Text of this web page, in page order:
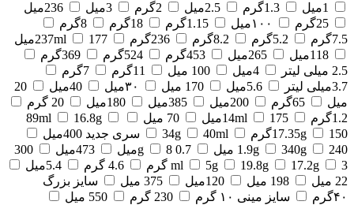
1میل
1.3گرم 2.5میل 2گرم 3میل
236میل
25گرم
۱۰۰میل 1.15گرم 18گرم
8گرم
7.5گرم
5.2گرم 8.2گرم 236گرم 237ml
177میل
118میل
265میل 453گرم 524گرم
369گرم
2.5 میلی لیتر
4میل 100 میل 11گرم
7گرم
3.7میلی لیتر
5.6میل 170 میل ۳۰میل 40میل
20
میل
65گرم 200میل 385میل 180میل
20 گرم
1.2گرم
14ml 175میل 70 میل 89ml
16.8g
17.35g
150گرم 34g 40ml
سری جدید 400میل
1.9g
340g 240 میل 0.7 g 8میل 473میل
300
ml
5g 19.8g 17.2g 3 گرم 4.6 گرم
5.4میل
22 میل
198 میل 120میل 375 میل
سایز بزرگ
۴۰گرم
سایز مینی ۱۰ گرم 230 گرم
550 میل